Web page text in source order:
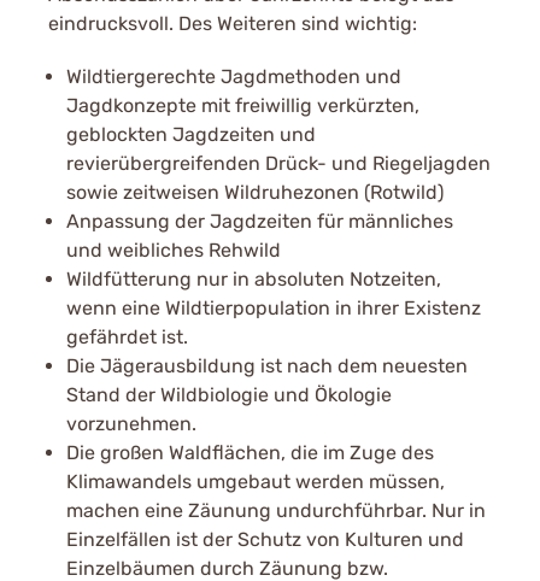
eindrucksvoll. Des Weiteren sind wichtig:
Wildtiergerechte Jagdmethoden und
Jagdkonzepte mit freiwillig verkürzten,
geblockten Jagdzeiten und
revierübergreifenden Drück- und Riegeljagden
sowie zeitweisen Wildruhezonen (Rotwild)
Anpassung der Jagdzeiten für männliches
und weibliches Rehwild
Wildfütterung nur in absoluten Notzeiten,
wenn eine Wildtierpopulation in ihrer Existenz
gefährdet ist.
Die Jägerausbildung ist nach dem neuesten
Stand der Wildbiologie und Ökologie
vorzunehmen.
Die großen Waldflächen, die im Zuge des
Klimawandels umgebaut werden müssen,
machen eine Zäunung undurchführbar. Nur in
Einzelfällen ist der Schutz von Kulturen und
Einzelbäumen durch Zäunung bzw.